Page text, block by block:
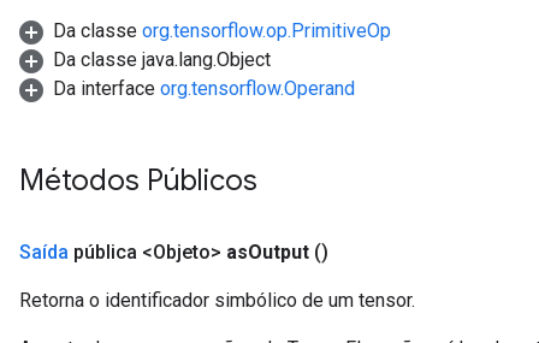
Da classe org.tensorflow.op.PrimitiveOp
Da classe java.lang.Object
Da interface org.tensorflow.Operand
Métodos Públicos
Saída pública <Objeto> asOutput ()
Retorna o identificador simbólico de um tensor.